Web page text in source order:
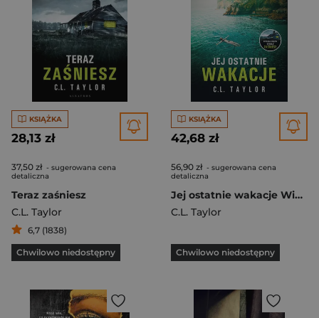
KSIĄŻKA
28,13 zł
37,50 zł - sugerowana cena
detaliczna
Teraz zaśniesz
C.L. Taylor
6,7 (1838)
Chwilowo niedostępny
KSIĄŻKA
42,68 zł
56,90 zł - sugerowana cena
detaliczna
Jej ostatnie wakacje Wielkie Litery
C.L. Taylor
Chwilowo niedostępny